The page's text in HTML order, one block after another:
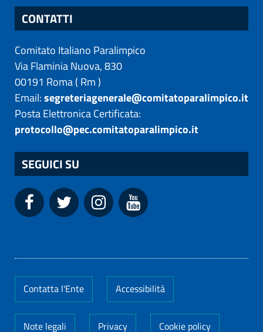
CONTATTI
Comitato Italiano Paralimpico
Via Flaminia Nuova, 830
00191 Roma( Rm)
Email:segreteriagenerale@comitatoparalimpico.it
Posta Elettronica Certificata:
protocollo@pec.comitatoparalimpico.it
SEGUICI SU
Contatta l'Ente Accessibilità
Note legali Privacy Cookie policy